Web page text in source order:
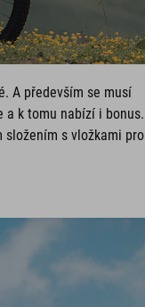
A především se musí
a k tomu nabízí i bonus.
složením s vložkami pro